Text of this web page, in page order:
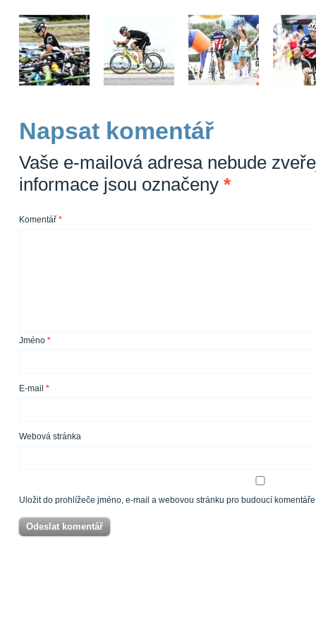
Napsat komentář
Vaše e-mailová adresa nebude
informace jsou označeny *
Komentář *
Jméno *
E-mail *
Webová stránka
Uložit do prohlížeče jméno, e-mail a webovou stránku pro budoucí